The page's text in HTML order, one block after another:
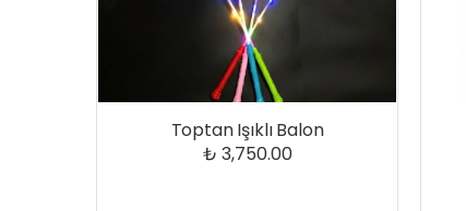
Toptan Işıklı Balon
₺ 3,750.00